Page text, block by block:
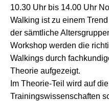
10.30 Uhr bis 14.00 Uhr
Walking ist zu einem
der sämtliche
Workshop werden die
Walkings durch
Theorie aufgezeigt.
Im Theorie-Teil wird auf
Trainingswissenschaften